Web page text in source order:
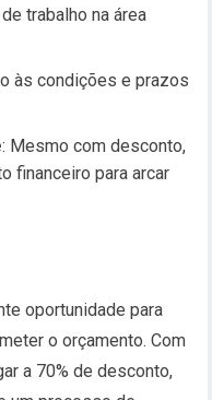
trabalho na área
às condições e prazos
: Mesmo com desconto,
financeiro para arcar
oportunidade para
o orçamento. Com
a 70% de desconto,